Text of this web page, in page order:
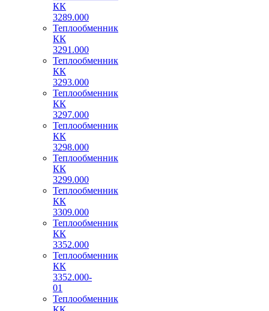
КК
3289.000
Теплообменник
КК
3291.000
Теплообменник
КК
3293.000
Теплообменник
КК
3297.000
Теплообменник
КК
3298.000
Теплообменник
КК
3299.000
Теплообменник
КК
3309.000
Теплообменник
КК
3352.000
Теплообменник
КК
3352.000-
01
Теплообменник